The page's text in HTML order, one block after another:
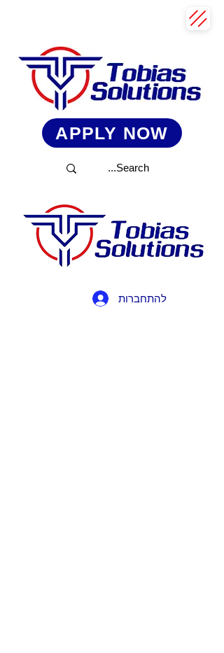
להתחברות
APPLY NOW